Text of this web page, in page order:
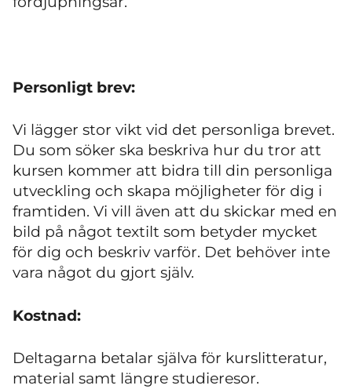
Personligt brev:
Vi lägger stor vikt vid det personliga brevet.
Du som söker ska beskriva hur du tror att
kursen kommer att bidra till din personliga
utveckling och skapa möjligheter för dig i
framtiden. Vi vill även att du skickar med en
bild på något textilt som betyder mycket
för dig och beskriv varför. Det behöver inte
vara något du gjort själv.
Kostnad:
Deltagarna betalar själva för kurslitteratur,
material samt längre studieresor.